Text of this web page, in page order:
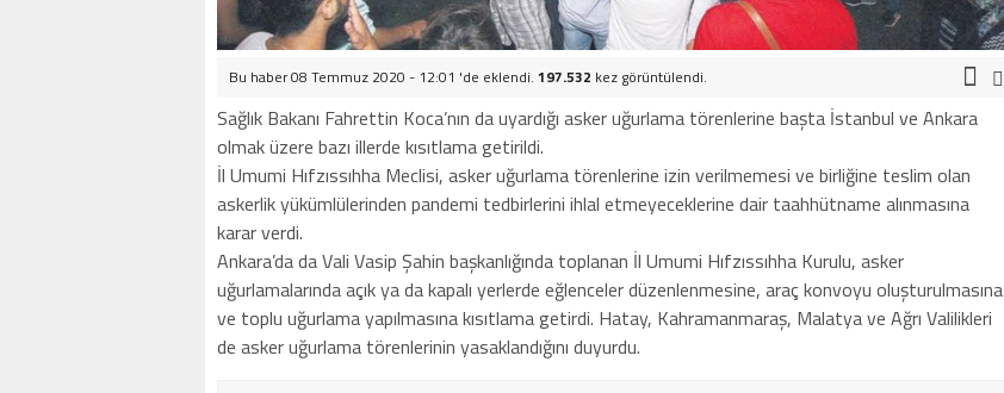
Bu haber 08 Temmuz 2020 - 12:01 'de eklendi. 197.532 kez görüntülendi.
Sağlık Bakanı Fahrettin Koca’nın da uyardığı asker uğurlama törenlerine başta İstanbul ve Ankara
olmak üzere bazı illerde kısıtlama getirildi.
İl Umumi Hıfzıssıhha Meclisi, asker uğurlama törenlerine izin verilmemesi ve birliğine teslim olan
askerlik yükümlülerinden pandemi tedbirlerini ihlal etmeyeceklerine dair taahhütname alınmasına
karar verdi.
Ankara’da da Vali Vasip Şahin başkanlığında toplanan İl Umumi Hıfzıssıhha Kurulu, asker
uğurlamalarında açık ya da kapalı yerlerde eğlenceler düzenlenmesine, araç konvoyu oluşturulmasına
ve toplu uğurlama yapılmasına kısıtlama getirdi. Hatay, Kahramanmaraş, Malatya ve Ağrı Valilikleri
de asker uğurlama törenlerinin yasaklandığını duyurdu.